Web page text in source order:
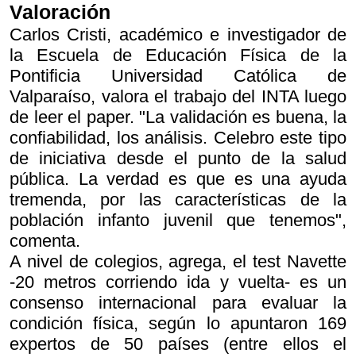
Valoración
Carlos Cristi, académico e investigador de
la Escuela de Educación Física de la
Pontificia Universidad Católica de
Valparaíso, valora el trabajo del INTA luego
de leer el paper. "La validación es buena, la
confiabilidad, los análisis. Celebro este tipo
de iniciativa desde el punto de la salud
pública. La verdad es que es una ayuda
tremenda, por las características de la
población infanto juvenil que tenemos",
comenta.
A nivel de colegios, agrega, el test Navette
-20 metros corriendo ida y vuelta- es un
consenso internacional para evaluar la
condición física, según lo apuntaron 169
expertos de 50 países (entre ellos el